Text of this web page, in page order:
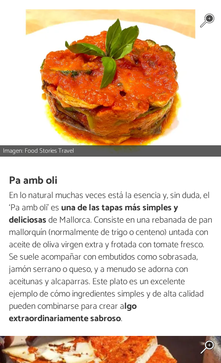
Imagen: Food Stories Travel
Pa amb oli
En lo natural muchas veces está la esencia y, sin duda, el
‘Pa amb oli’ es una de las tapas más simples y
deliciosasde Mallorca. Consiste en una rebanada de pan
mallorquín (normalmente de trigo o centeno) untada con
aceite de oliva virgen extra y frotada con tomate fresco.
Se suele acompañar con embutidos como sobrasada,
jamón serrano o queso, y a menudo se adorna con
aceitunas y alcaparras. Este plato es un excelente
ejemplo de cómo ingredientes simples y de alta calidad
pueden combinarse para crear algo
extraordinariamente sabroso.